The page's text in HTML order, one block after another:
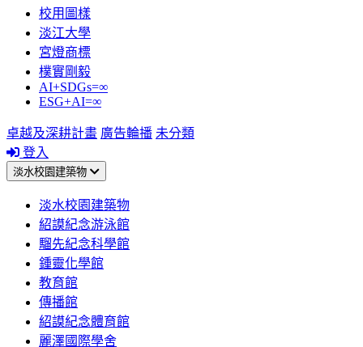
校用圖樣
淡江大學
宮燈商標
樸實剛毅
AI+SDGs=∞
ESG+AI=∞
卓越及深耕計畫 廣告輪播 未分類
登入
淡水校園建築物
淡水校園建築物
紹謨紀念游泳館
騮先紀念科學館
鍾靈化學館
教育館
傳播館
紹謨紀念體育館
麗澤國際學舍